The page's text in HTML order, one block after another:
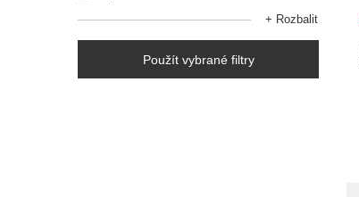
+ Rozbalit
Použít vybrané filtry